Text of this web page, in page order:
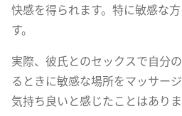
快感を得られます。特に敏感な
す。
実際、彼氏とのセックスで自分
るときに敏感な場所をマッサー
気持ち良いと感じたことはあり